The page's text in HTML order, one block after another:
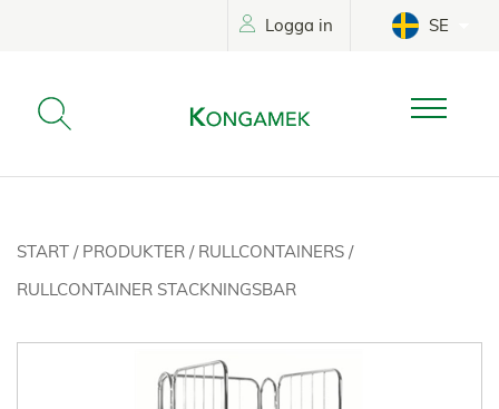
Logga in SE
START / PRODUKTER / RULLCONTAINERS /
RULLCONTAINER STACKNINGSBAR